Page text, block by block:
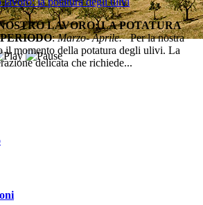
LAVORO: LA POTATURA
PERIODO:Marzo- Aprile.Per la nostra
il momento della potatura degli ulivi. La
delicata che richiede...